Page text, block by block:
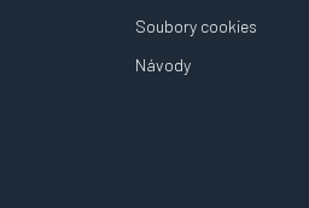
Soubory cookies
Návody